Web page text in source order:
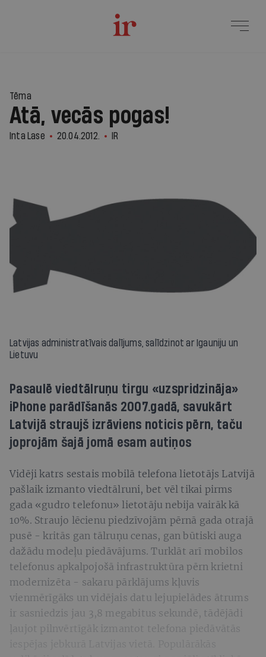
Tēma
Atā, vecās pogas!
Inta Lase 20.04.2012. IR
Latvijas administratīvais dalījums, salīdzinot ar Igauniju un
Lietuvu
Pasaulē viedtālruņu tirgu «uzspridzināja»
iPhone parādīšanās 2007.gadā, savukārt
Latvijā straujš izrāviens noticis pērn, taču
joprojām šajā jomā esam autiņos
Vidēji katrs sestais mobilā telefona lietotājs Latvijā
pašlaik izmanto viedtālruni, bet vēl tikai pirms
gada «gudro telefonu» lietotāju nebija vairāk kā
10%. Straujo lēcienu piedzīvojām pērnā gada otrajā
pusē - kritās gan tālruņu cenas, gan būtiski auga
dažādu modeļu piedāvājums. Turklāt arī mobilos
telefonus apkalpojošā infrastruktūra pērn krietni
modernizēta - sakaru pārklājums kļuvis
vienmērīgāks un vidējais datu lejupielādes ātrums
ir sasniedzis jau 3,8 megabitus sekundē, tādējādi
ļaujot pilnvērtīgāk izmantot telefona piedāvātās